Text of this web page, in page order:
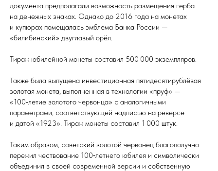
документа предполагали возможность размещения герба
на денежных знаках. Однако до 2016 года на монетах
и купюрах помещалась эмблема Банка России —
«билибинский» двуглавый орёл.
Тираж юбилейной монеты составил 500 000 экземпляров.
Также была выпущена инвестиционная пятидесятирублёвая
золотая монета, выполненная в технологии «пруф» —
«100‑летие золотого червонца» с аналогичными
параметрами, соответствующей надписью на реверсе
и датой «1923». Тираж монеты составил 1 000 штук.
Таким образом, советский золотой червонец благополучно
пережил чествование 100‑летнего юбилея и символически
объединил в своей современной версии и собственную